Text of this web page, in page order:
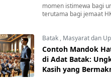
momen istimewa bagi
terutama bagi jemaat
Batak , Masyarat dan
Contoh Mandok
di Adat Batak:
Kasih yang